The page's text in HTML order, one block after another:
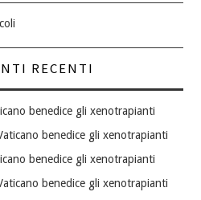
RECENTI
benedice gli xenotrapianti
benedice gli xenotrapianti
benedice gli xenotrapianti
benedice gli xenotrapianti